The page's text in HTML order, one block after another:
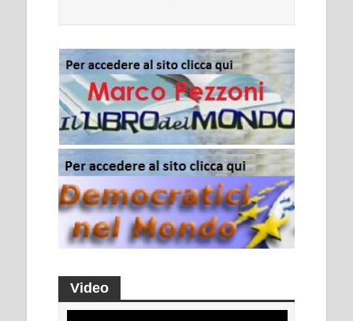
Video